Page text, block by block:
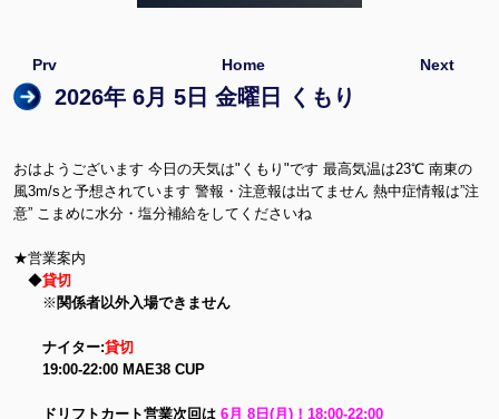
Next
Prv Home
2026年 6月 5日 金曜日 くもり
おはようございます 今日の天気は"くもり"です 最高気温は23℃ 南東の
風3m/sと予想されています 警報・注意報は出てません 熱中症情報は”注
意” こまめに水分・塩分補給をしてくださいね
★営業案内
◆貸切
※ 関係者以外入場できません
ナイター:貸切
19:00-22:00 MAE38 CUP
ドリフトカート営業次回は 6月 8日(月)！18:00-22:00